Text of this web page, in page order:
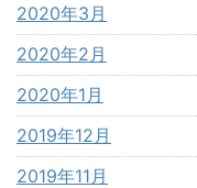
2020年3月
2020年2月
2020年1月
2019年12月
2019年11月